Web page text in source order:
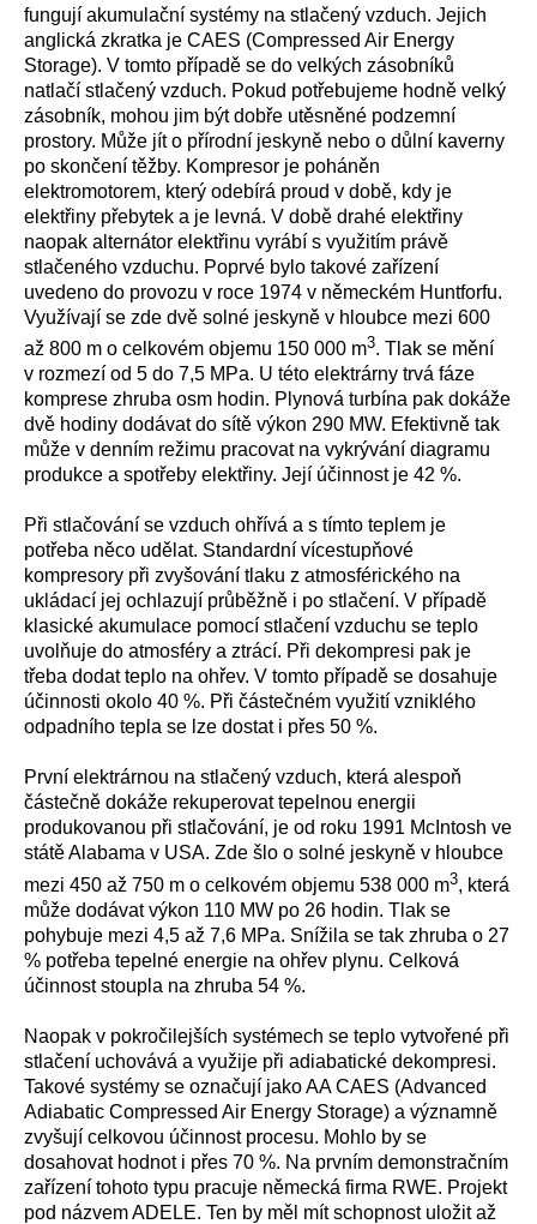
fungují akumulační systémy na stlačený vzduch. Jejich
anglická zkratka je CAES (Compressed Air Energy
Storage). V tomto případě se do velkých zásobníků
natlačí stlačený vzduch. Pokud potřebujeme hodně velký
zásobník, mohou jim být dobře utěsněné podzemní
prostory. Může jít o přírodní jeskyně nebo o důlní kaverny
po skončení těžby. Kompresor je poháněn
elektromotorem, který odebírá proud v době, kdy je
elektřiny přebytek a je levná. V době drahé elektřiny
naopak alternátor elektřinu vyrábí s využitím právě
stlačeného vzduchu. Poprvé bylo takové zařízení
uvedeno do provozu v roce 1974 v německém Huntforfu.
Využívají se zde dvě solné jeskyně v hloubce mezi 600
až 800 m o celkovém objemu 150 000 m3. Tlak se mění
v rozmezí od 5 do 7,5 MPa. U této elektrárny trvá fáze
komprese zhruba osm hodin. Plynová turbína pak dokáže
dvě hodiny dodávat do sítě výkon 290 MW. Efektivně tak
může v denním režimu pracovat na vykrývání diagramu
produkce a spotřeby elektřiny. Její účinnost je 42 %.
Při stlačování se vzduch ohřívá a s tímto teplem je
potřeba něco udělat. Standardní vícestupňové
kompresory při zvyšování tlaku z atmosférického na
ukládací jej ochlazují průběžně i po stlačení. V případě
klasické akumulace pomocí stlačení vzduchu se teplo
uvolňuje do atmosféry a ztrácí. Při dekompresi pak je
třeba dodat teplo na ohřev. V tomto případě se dosahuje
účinnosti okolo 40 %. Při částečném využití vzniklého
odpadního tepla se lze dostat i přes 50 %.
První elektrárnou na stlačený vzduch, která alespoň
částečně dokáže rekuperovat tepelnou energii
produkovanou při stlačování, je od roku 1991 McIntosh ve
státě Alabama v USA. Zde šlo o solné jeskyně v hloubce
mezi 450 až 750 m o celkovém objemu 538 000 m3, která
může dodávat výkon 110 MW po 26 hodin. Tlak se
pohybuje mezi 4,5 až 7,6 MPa. Snížila se tak zhruba o 27
% potřeba tepelné energie na ohřev plynu. Celková
účinnost stoupla na zhruba 54 %.
Naopak v pokročilejších systémech se teplo vytvořené při
stlačení uchovává a využije při adiabatické dekompresi.
Takové systémy se označují jako AA CAES (Advanced
Adiabatic Compressed Air Energy Storage) a významně
zvyšují celkovou účinnost procesu. Mohlo by se
dosahovat hodnot i přes 70 %. Na prvním demonstračním
zařízení tohoto typu pracuje německá firma RWE. Projekt
pod názvem ADELE. Ten by měl mít schopnost uložit až